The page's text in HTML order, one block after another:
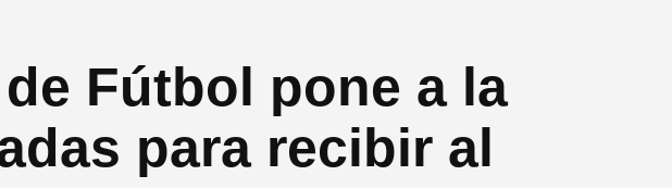
Fútbol pone a la
para recibir al